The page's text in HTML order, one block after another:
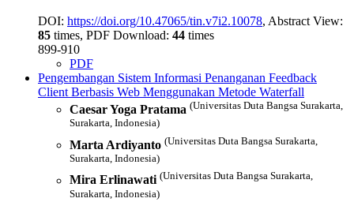
DOI: https://doi.org/10.47065/tin.v7i2.10078, Abstract View:
85 times, PDF Download: 44 times
899-910
PDF
Pengembangan Sistem Informasi Penanganan Feedback
Client Berbasis Web Menggunakan Metode Waterfall
Caesar Yoga Pratama (Universitas Duta Bangsa Surakarta,
Surakarta, Indonesia)
Marta Ardiyanto (Universitas Duta Bangsa Surakarta,
Surakarta, Indonesia)
Mira Erlinawati (Universitas Duta Bangsa Surakarta,
Surakarta, Indonesia)